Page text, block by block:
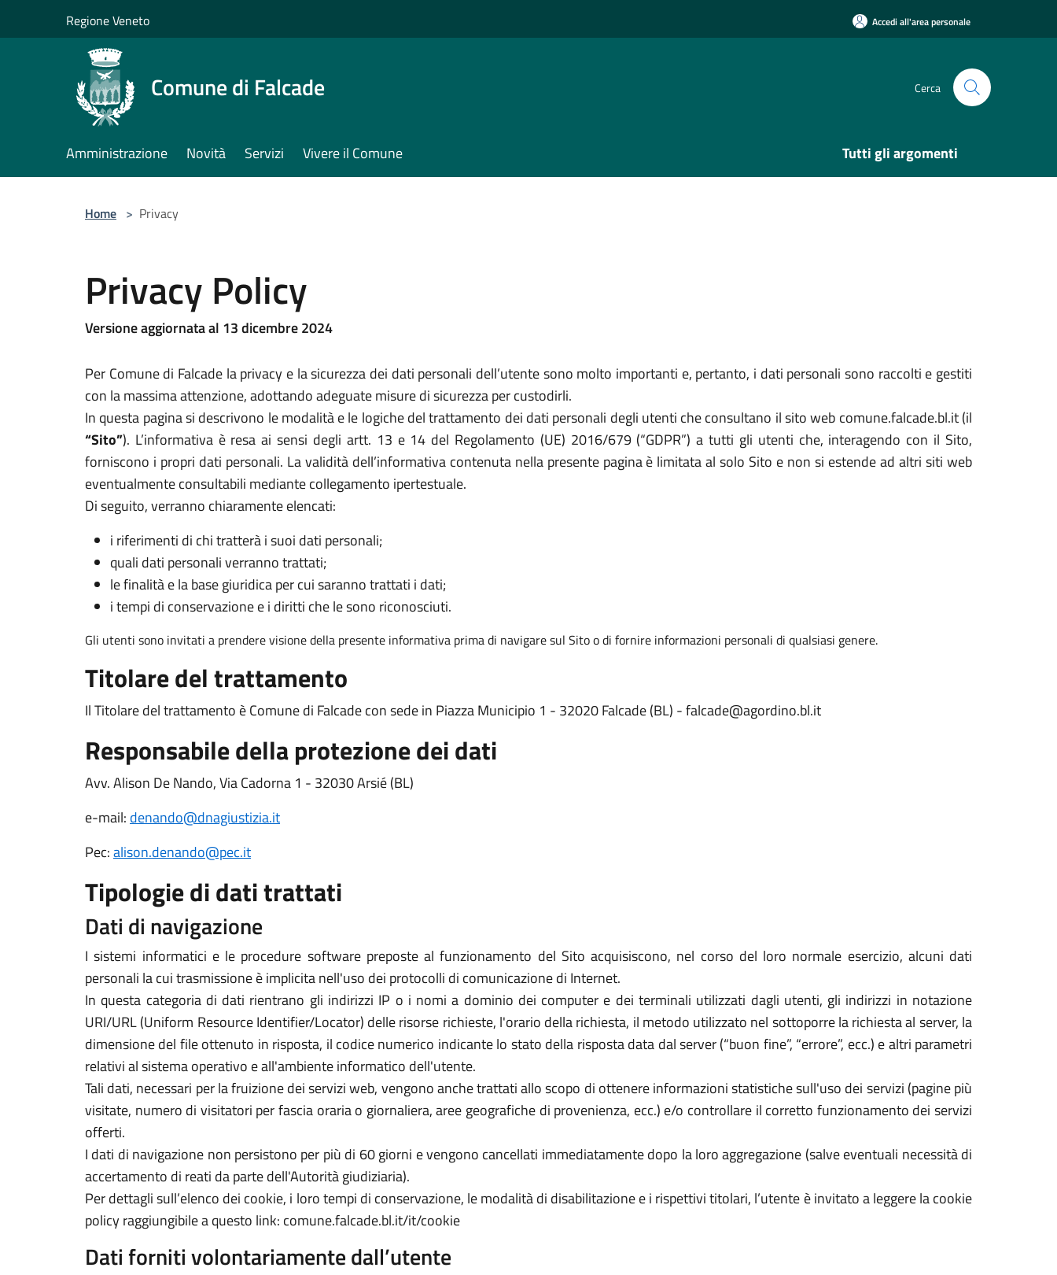
Regione Veneto Accedi all'area personale
Comune di Falcade Cerca
Amministrazione Novità Servizi Vivere il Comune Tutti gli argomenti
Home > Privacy
Privacy Policy
Versione aggiornata al 13 dicembre 2024
Per Comune di Falcade la privacy e la sicurezza dei dati personali dell’utente sono molto importanti e, pertanto, i dati personali sono raccolti e gestiti
con la massima attenzione, adottando adeguate misure di sicurezza per custodirli.
In questa pagina si descrivono le modalità e le logiche del trattamento dei dati personali degli utenti che consultano il sito web comune.falcade.bl.it (il
“Sito”). L’informativa è resa ai sensi degli artt. 13 e 14 del Regolamento (UE) 2016/679 (“GDPR”) a tutti gli utenti che, interagendo con il Sito,
forniscono i propri dati personali. La validità dell’informativa contenuta nella presente pagina è limitata al solo Sito e non si estende ad altri siti web
eventualmente consultabili mediante collegamento ipertestuale.
Di seguito, verranno chiaramente elencati:
i riferimenti di chi tratterà i suoi dati personali;
quali dati personali verranno trattati;
le finalità e la base giuridica per cui saranno trattati i dati;
i tempi di conservazione e i diritti che le sono riconosciuti.
Gli utenti sono invitati a prendere visione della presente informativa prima di navigare sul Sito o di fornire informazioni personali di qualsiasi genere.
Titolare del trattamento
Il Titolare del trattamento è Comune di Falcade con sede in Piazza Municipio 1 - 32020 Falcade (BL) - falcade@agordino.bl.it
Responsabile della protezione dei dati
Avv. Alison De Nando, Via Cadorna 1 - 32030 Arsié (BL)
e-mail: denando@dnagiustizia.it
Pec:alison.denando@pec.it
Tipologie di dati trattati
Dati di navigazione
I sistemi informatici e le procedure software preposte al funzionamento del Sito acquisiscono, nel corso del loro normale esercizio, alcuni dati
personali la cui trasmissione è implicita nell'uso dei protocolli di comunicazione di Internet.
In questa categoria di dati rientrano gli indirizzi IP o i nomi a dominio dei computer e dei terminali utilizzati dagli utenti, gli indirizzi in notazione
URI/URL (Uniform Resource Identifier/Locator) delle risorse richieste, l'orario della richiesta, il metodo utilizzato nel sottoporre la richiesta al server, la
dimensione del file ottenuto in risposta, il codice numerico indicante lo stato della risposta data dal server (“buon fine”, “errore”, ecc.) e altri parametri
relativi al sistema operativo e all'ambiente informatico dell'utente.
Tali dati, necessari per la fruizione dei servizi web, vengono anche trattati allo scopo di ottenere informazioni statistiche sull'uso dei servizi (pagine più
visitate, numero di visitatori per fascia oraria o giornaliera, aree geografiche di provenienza, ecc.) e/o controllare il corretto funzionamento dei servizi
offerti.
I dati di navigazione non persistono per più di 60 giorni e vengono cancellati immediatamente dopo la loro aggregazione (salve eventuali necessità di
accertamento di reati da parte dell'Autorità giudiziaria).
Per dettagli sull’elenco dei cookie, i loro tempi di conservazione, le modalità di disabilitazione e i rispettivi titolari, l’utente è invitato a leggere la cookie
policy raggiungibile a questo link: comune.falcade.bl.it/it/cookie
Dati forniti volontariamente dall’utente